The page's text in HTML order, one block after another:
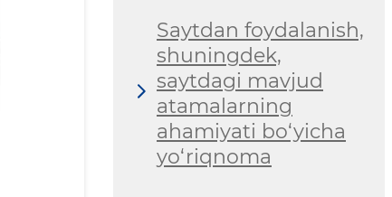
Saytdan foydalanish,
shuningdek,
saytdagi mavjud
atamalarning
ahamiyati bo‘yicha
yo‘riqnoma